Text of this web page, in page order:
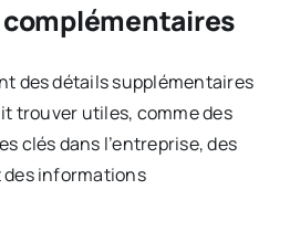
des détails supplémentaires
trouver utiles, comme des
clés dans l’entreprise, des
informations